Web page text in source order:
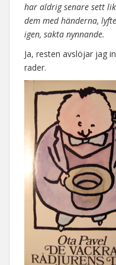
har aldrig senare sett
dem med händerna,
igen, sakta nynnande.
Ja, resten avslöjar jag
rader.